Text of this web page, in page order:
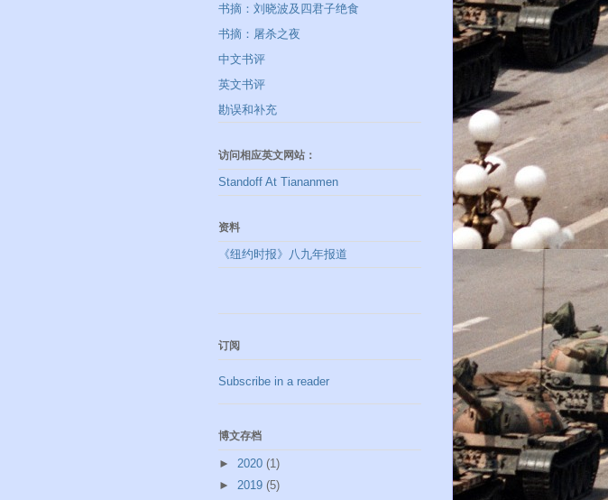
书摘：刘晓波及四君子绝食
书摘：屠杀之夜
中文书评
英文书评
勘误和补充
访问相应英文网站：
Standoff At Tiananmen
资料
《纽约时报》八九年报道
订阅
Subscribe in a reader
博文存档
► 2020 (1)
► 2019 (5)